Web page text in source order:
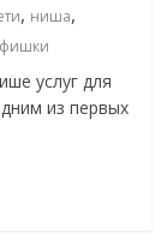
, ниша,
фишки
услуг для
из первых